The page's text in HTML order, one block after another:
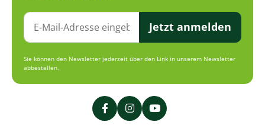
Jetzt anmelden
Sie können den Newsletter jederzeit über den Link in unserem Newsletter
abbestellen.